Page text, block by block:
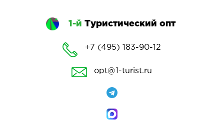
1-й Туристический опт
+7 (495) 183-90-12
opt@1-turist.ru